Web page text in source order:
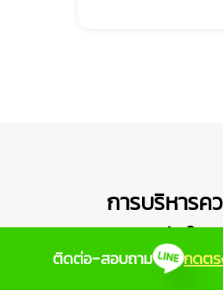
การบริหารค
ปลอดภัยใน
ก่อสร้าง
ติดต่อ-สอบถาม กดตร